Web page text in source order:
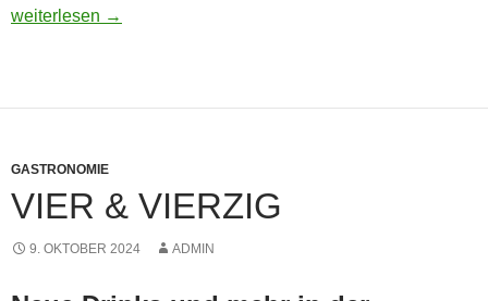
Kentucky schreit Fi*ken
weiterlesen →
GASTRONOMIE
VIER & VIERZIG
9. OKTOBER 2024 ADMIN